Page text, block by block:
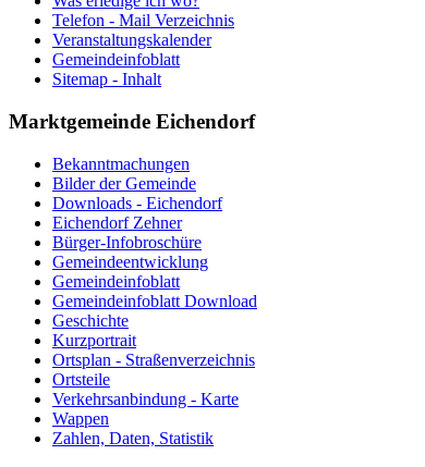
Telefon - Mail Verzeichnis
Veranstaltungskalender
Gemeindeinfoblatt
Sitemap - Inhalt
Marktgemeinde Eichendorf
Bekanntmachungen
Bilder der Gemeinde
Downloads - Eichendorf
Eichendorf Zehner
Bürger-Infobroschüre
Gemeindeentwicklung
Gemeindeinfoblatt
Gemeindeinfoblatt Download
Geschichte
Kurzportrait
Ortsplan - Straßenverzeichnis
Ortsteile
Verkehrsanbindung - Karte
Wappen
Zahlen, Daten, Statistik